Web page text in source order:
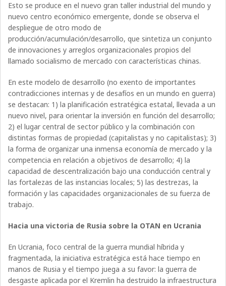
Esto se produce en el nuevo gran taller industrial del mundo y
nuevo centro económico emergente, donde se observa el
despliegue de otro modo de
producción/acumulación/desarrollo, que sintetiza un conjunto
de innovaciones y arreglos organizacionales propios del
llamado socialismo de mercado con características chinas.
En este modelo de desarrollo (no exento de importantes
contradicciones internas y de desafíos en un mundo en guerra)
se destacan: 1) la planificación estratégica estatal, llevada a un
nuevo nivel, para orientar la inversión en función del desarrollo;
2) el lugar central de sector público y la combinación con
distintas formas de propiedad (capitalistas y no capitalistas); 3)
la forma de organizar una inmensa economía de mercado y la
competencia en relación a objetivos de desarrollo; 4) la
capacidad de descentralización bajo una conducción central y
las fortalezas de las instancias locales; 5) las destrezas, la
formación y las capacidades organizacionales de su fuerza de
trabajo.
Hacia una victoria de Rusia sobre la OTAN en Ucrania
En Ucrania, foco central de la guerra mundial híbrida y
fragmentada, la iniciativa estratégica está hace tiempo en
manos de Rusia y el tiempo juega a su favor: la guerra de
desgaste aplicada por el Kremlin ha destruido la infraestructura